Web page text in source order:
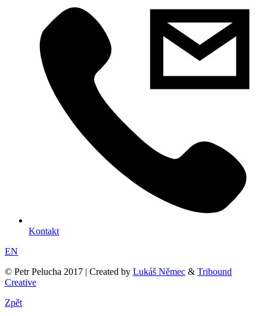
Kontakt
EN
© Petr Pelucha 2017 | Created by Lukáš Němec & Tribound
Creative
Zpět